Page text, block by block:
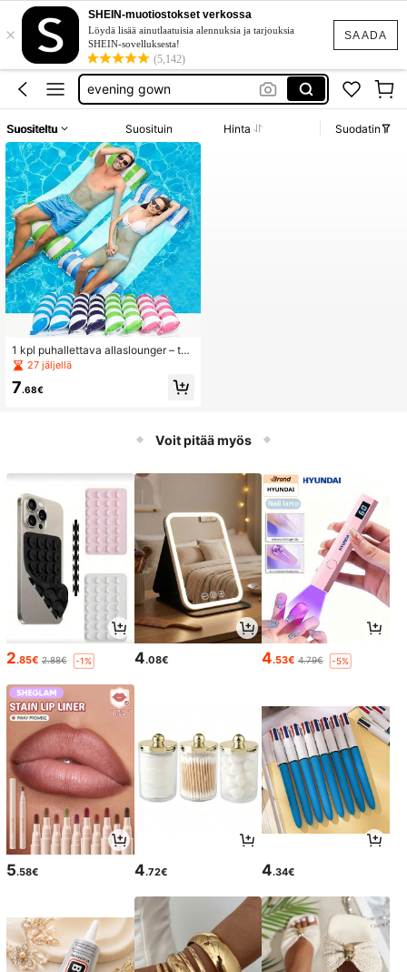
SAADA
×
SHEIN-muotiostokset verkossa
Löydä lisää ainutlaatuisia alennuksia ja tarjouksia
SHEIN-sovelluksesta!
(5,142)
goth clothing
unice
evening gown
tunika plus size
goth clothing
unice
Suositeltu Suosituin Hinta Suodatin
1 kpl puhallettava allaslounger – tait
ettava raidallinen kelluva sänky nis
katuella, kestävää PVC-materiaali
a, monivärinen (vaaleanpunainen, s
27 jäljellä
7.68€
Voit pitää myös
2.85€ 2.88€ -1% 4.08€ 4.53€ 4.79€ -5%
5.58€ 4.72€ 4.34€